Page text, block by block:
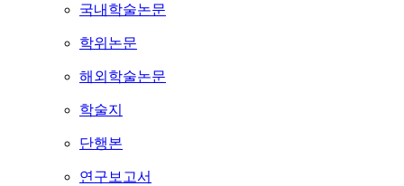
국내학술논문
학위논문
해외학술논문
학술지
단행본
연구보고서